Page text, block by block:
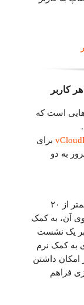
هایی است که
برای
به دو
قرار دادن یک دسکتاپ PC (برای شعب با کمتر از ۲۰
آن، به کمک
یک نشست
به کمک نرم
امکان داشتن
فراهم